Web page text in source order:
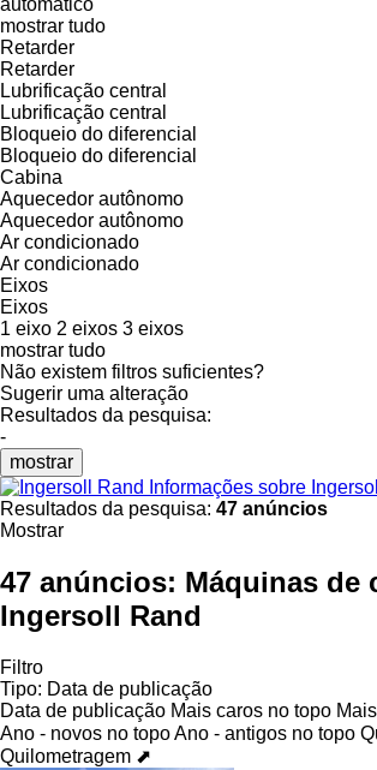
mostrar tudo
Retarder
Retarder
Lubrificação central
Lubrificação central
Bloqueio do diferencial
Bloqueio do diferencial
Cabina
Aquecedor autônomo
Aquecedor autônomo
Ar condicionado
Ar condicionado
Eixos
Eixos
1 eixo 2 eixos 3 eixos
mostrar tudo
Não existem filtros suficientes?
Sugerir uma alteração
Resultados da pesquisa:
-
mostrar
Informações sobre
Resultados da pesquisa: 47 anúncios
Mostrar
47 anúncios: Máquinas de
Ingersoll Rand
Filtro
Tipo: Data de publicação
Data de publicação Mais caros no topo
Ano - novos no topoAno - antigos no topo
Quilometragem ⬈